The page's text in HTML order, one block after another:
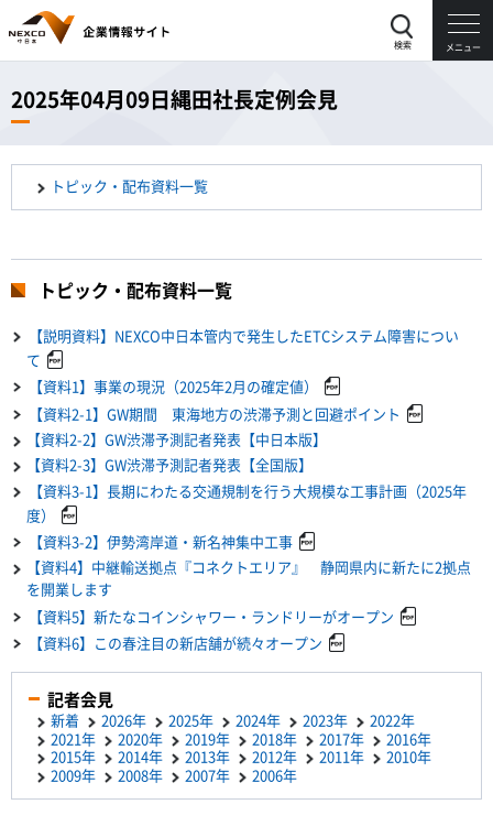
検索 メニュー
2025年04月09日縄田社長定例会見
トピック・配布資料一覧
トピック・配布資料一覧
【説明資料】NEXCO中日本管内で発生したETCシステム障害につい
て
【資料1】事業の現況（2025年2月の確定値）
【資料2-1】GW期間 東海地方の渋滞予測と回避ポイント
【資料2-2】GW渋滞予測記者発表【中日本版】
【資料2-3】GW渋滞予測記者発表【全国版】
【資料3-1】長期にわたる交通規制を行う大規模な工事計画（2025年
度）
【資料3-2】伊勢湾岸道・新名神集中工事
【資料4】中継輸送拠点『コネクトエリア』 静岡県内に新たに2拠点
を開業します
【資料5】新たなコインシャワー・ランドリーがオープン
【資料6】この春注目の新店舗が続々オープン
記者会見
新着 2026年 2025年 2024年 2023年
2022年
2021年
2020年 2019年 2018年 2017年
2016年
2015年
2014年 2013年 2012年 2011年
2010年
2009年
2008年 2007年 2006年